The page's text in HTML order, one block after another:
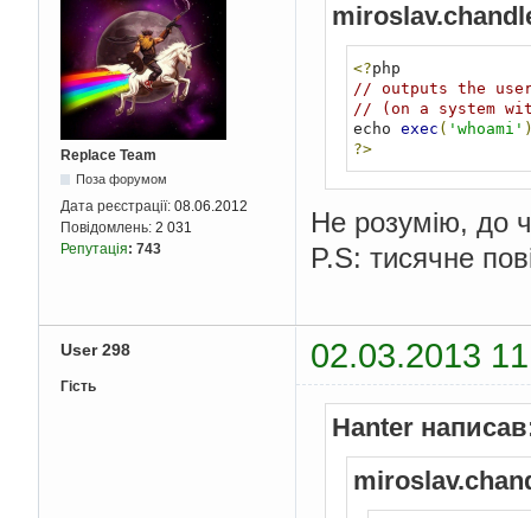
Replace Team
Поза форумом
Дата реєстрації: 08.06.2012
Повідомлень: 2 031
Репутація: 743
<?
// outputs the
// (on a system
echo exec ( 'whoami'
?>
Не розумію, до
P.S: тисячне
User 298 02.03.2013
Гість
Hanter